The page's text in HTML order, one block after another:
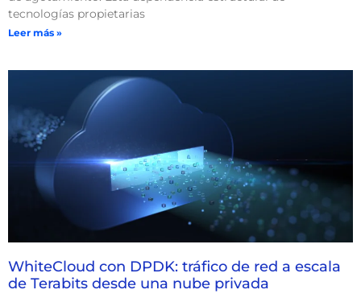
tecnologías propietarias
Leer más »
WhiteCloud con DPDK: tráfico de red a escala
de Terabits desde una nube privada